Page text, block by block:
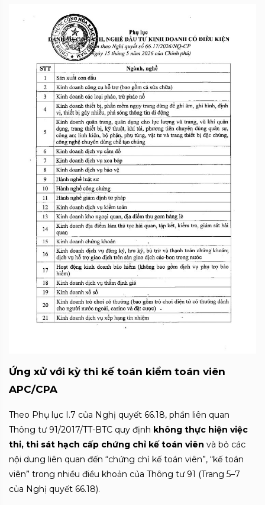
Ứng xử với kỳ thi kế toán kiểm toán viên
APC/CPA
Theo Phụ lục I.7 của Nghị quyết 66.18, phần liên quan
Thông tư 91/2017/TT-BTC quy định không thực hiện việc
thi, thi sát hạch cấp chứng chỉ kế toán viên và bỏ các
nội dung liên quan đến “chứng chỉ kế toán viên”, “kế toán
viên” trong nhiều điều khoản của Thông tư 91 (Trang 5–7
của Nghị quyết 66.18).